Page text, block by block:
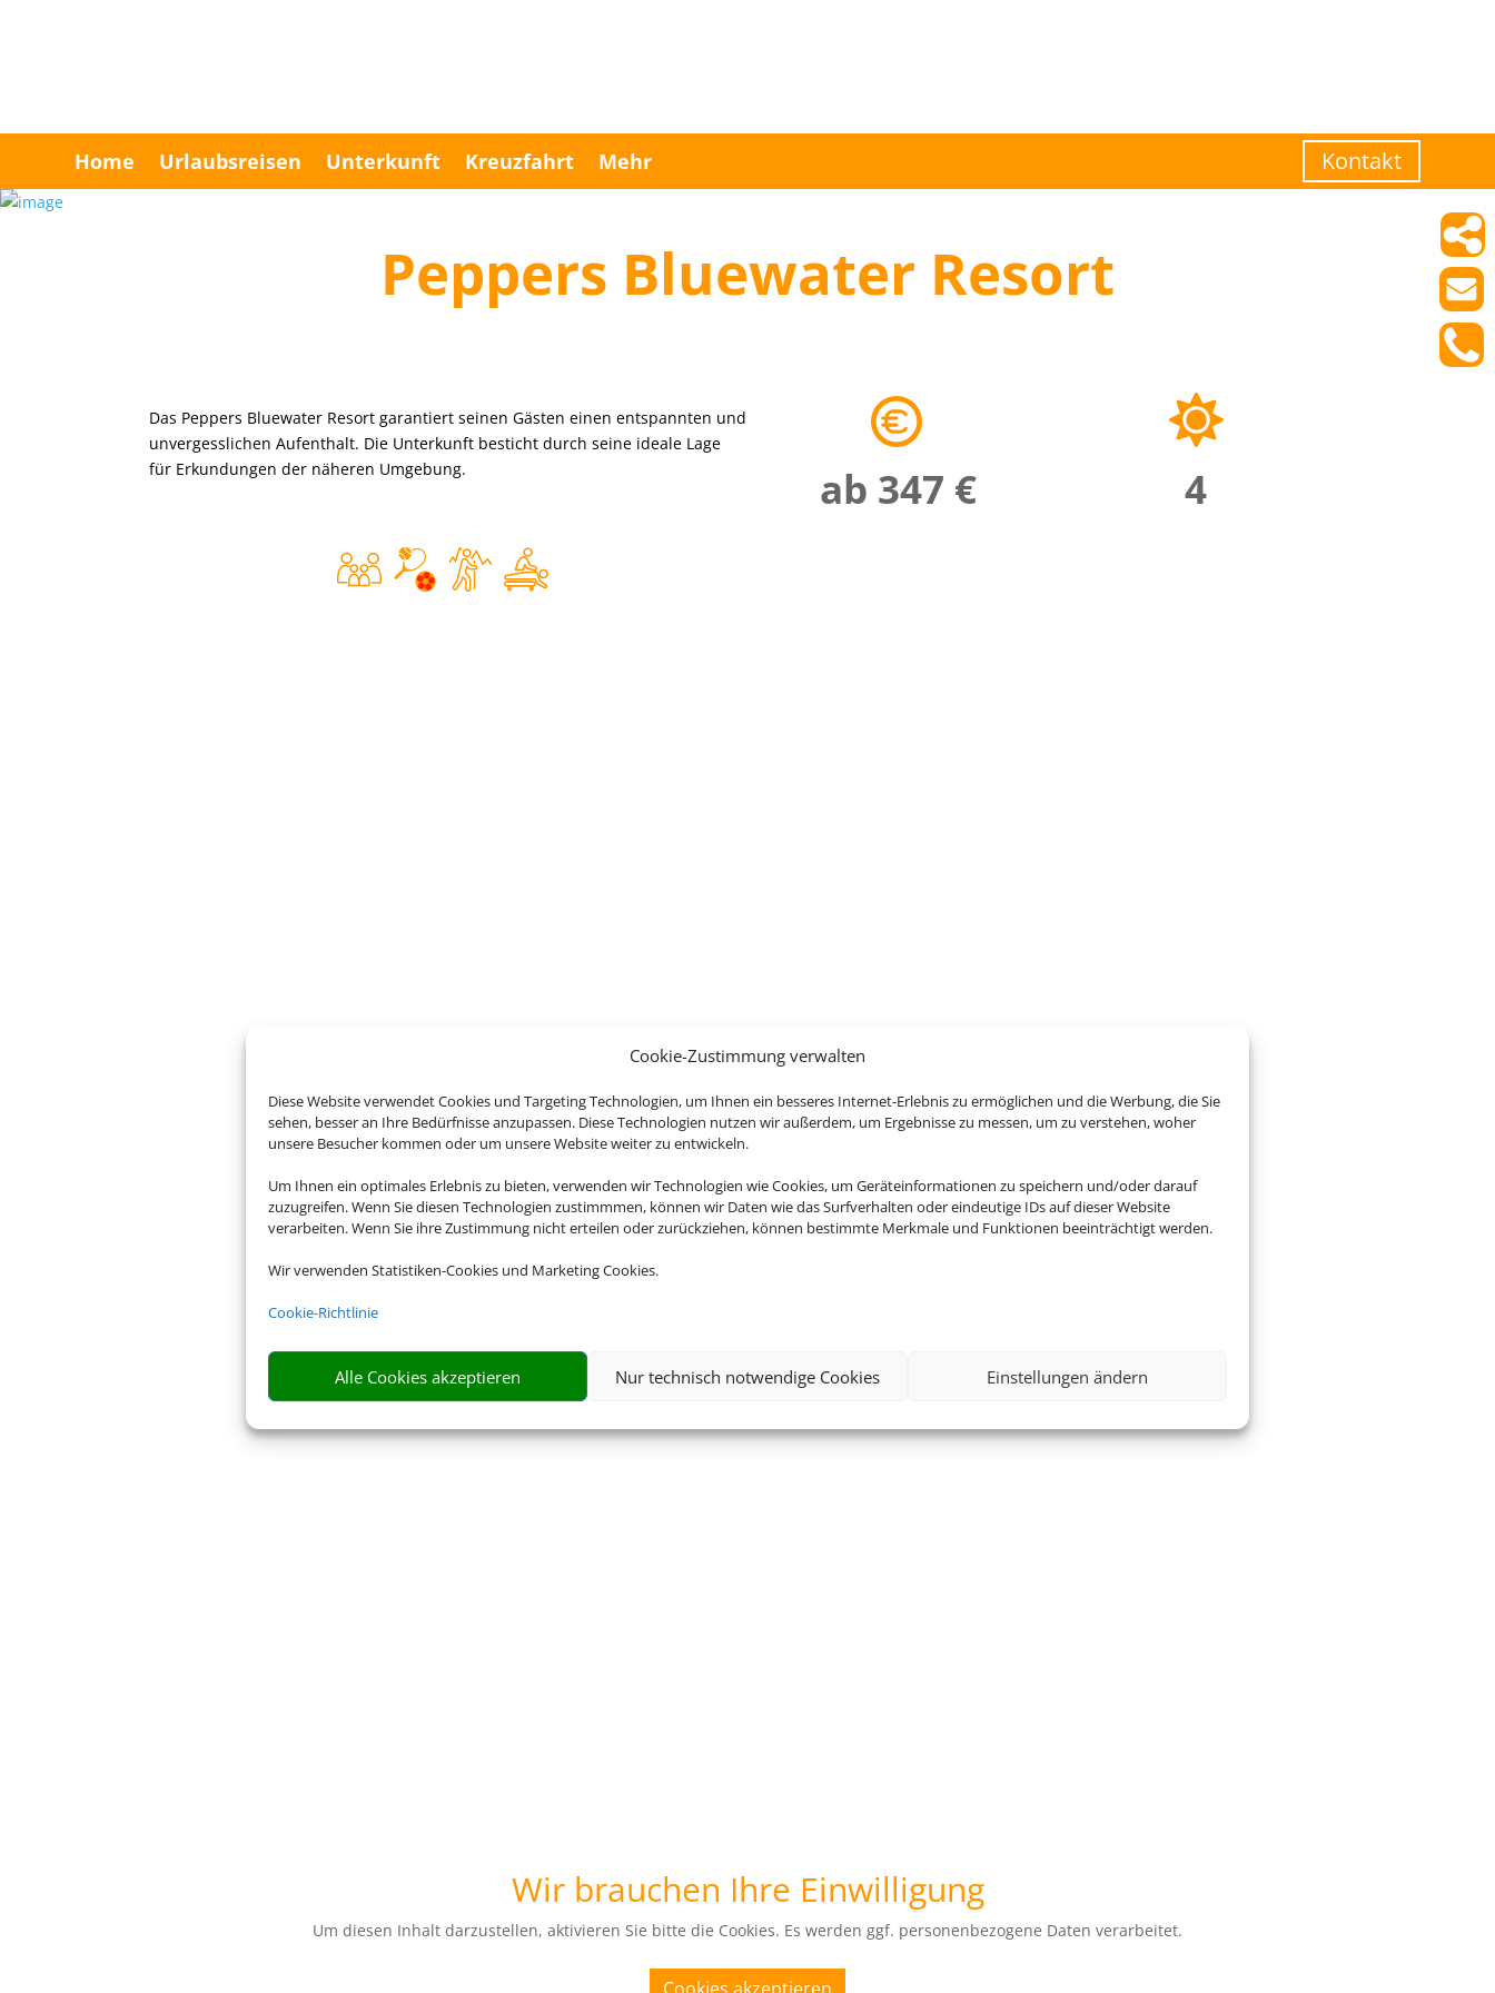
Cookie-Zustimmung verwalten
Diese Website verwendet Cookies und Targeting Technologien, um Ihnen ein besseres Internet-Erlebnis zu ermöglichen und die Werbung, die Sie
sehen, besser an Ihre Bedürfnisse anzupassen. Diese Technologien nutzen wir außerdem, um Ergebnisse zu messen, um zu verstehen, woher
unsere Besucher kommen oder um unsere Website weiter zu entwickeln.
Um Ihnen ein optimales Erlebnis zu bieten, verwenden wir Technologien wie Cookies, um Geräteinformationen zu speichern und/oder darauf
zuzugreifen. Wenn Sie diesen Technologien zustimmmen, können wir Daten wie das Surfverhalten oder eindeutige IDs auf dieser Website
verarbeiten. Wenn Sie ihre Zustimmung nicht erteilen oder zurückziehen, können bestimmte Merkmale und Funktionen beeinträchtigt werden.
Wir verwenden Statistiken-Cookies und Marketing Cookies.
Cookie-Richtlinie
Alle Cookies akzeptieren Nur technisch notwendige Cookies Einstellungen ändern
Home Urlaubsreisen Unterkunft Kreuzfahrt Mehr Kontakt
Peppers Bluewater Resort
Das Peppers Bluewater Resort garantiert seinen Gästen einen entspannten und
unvergesslichen Aufenthalt. Die Unterkunft besticht durch seine ideale Lage
für Erkundungen der näheren Umgebung.
ab 347 € 4
Wir brauchen Ihre Einwilligung
Um diesen Inhalt darzustellen, aktivieren Sie bitte die Cookies. Es werden ggf. personenbezogene Daten verarbeitet.